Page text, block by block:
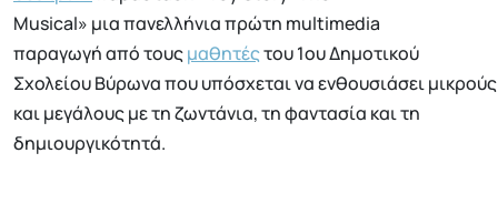
Musical» μια πανελλήνια πρώτη multimedia
παραγωγή από τουςμαθητέςτου 1ου Δημοτικού
Σχολείου Βύρωνα που υπόσχεται να ενθουσιάσει μικρούς
και μεγάλους με τη ζωντάνια, τη φαντασία και τη
δημιουργικότητά.